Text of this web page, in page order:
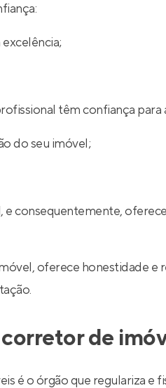
têm confiança para
do seu imóvel;
consequentemente,
oferece honestidade e
de
é o órgão que regulariza e